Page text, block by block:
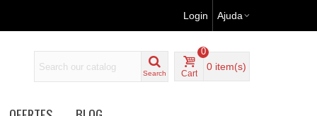
Login Ajuda
Search Cart
0
0 item(s)